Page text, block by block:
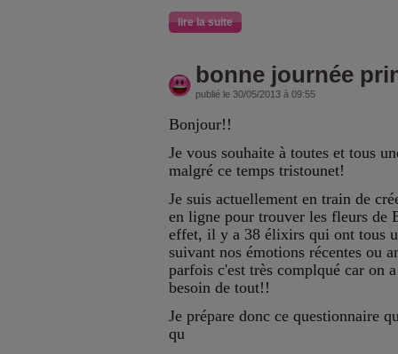
lire la suite
bonne journée
publié le 30/05/2013 à 09:55
Bonjour!!
Je vous souhaite à toutes et tous
malgré ce temps tristounet!
Je suis actuellement en train de
en ligne pour trouver les fleurs de
effet, il y a 38 élixirs qui ont tous
suivant nos émotions récentes ou
parfois c'est très complqué car on
besoin de tout!!
Je prépare donc ce questionnaire
qu